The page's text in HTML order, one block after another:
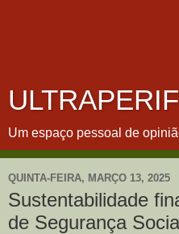
Um espaço pessoal de
QUINTA-FEIRA, MARÇO 13, 2025
Sustentabilidade
de Segurança